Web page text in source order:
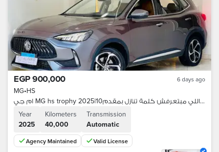
EGP 900,000 6 days ago
MG•HS
ام جي MG hs trophy 2025|أعلي فئه للناس اللي مبتعرفش كلمة تنازل بمقدم10
Year
2025
Kilometers
40,000
Transmission
Automatic
Agency Maintained Valid License